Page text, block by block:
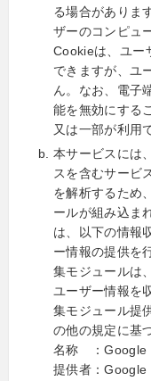
る場合がありま
ザーのコンピュ
Cookieは、ユー
できますが、ユ
ん。なお、電子
能を無効にする
又は一部が利用
本サービスには
スを含むサービ
を解析するため
ールが組み込ま
は、以下の情報
ー情報の提供を
集モジュールは
ユーザー情報を
集モジュール提
の他の規定に基
名称 ：Google
提供者：Google